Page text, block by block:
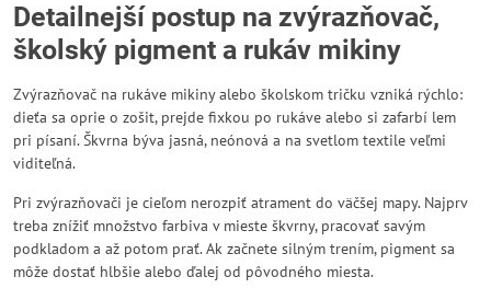
Detailnejší postup na zvýrazňovač,
školský pigment a rukáv mikiny
Zvýrazňovač na rukáve mikiny alebo školskom tričku vzniká rýchlo:
dieťa sa oprie o zošit, prejde fixkou po rukáve alebo si zafarbí lem
pri písaní. Škvrna býva jasná, neónová a na svetlom textile veľmi
viditeľná.
Pri zvýrazňovači je cieľom nerozpiť atrament do väčšej mapy. Najprv
treba znížiť množstvo farbiva v mieste škvrny, pracovať savým
podkladom a až potom prať. Ak začnete silným trením, pigment sa
môže dostať hlbšie alebo ďalej od pôvodného miesta.